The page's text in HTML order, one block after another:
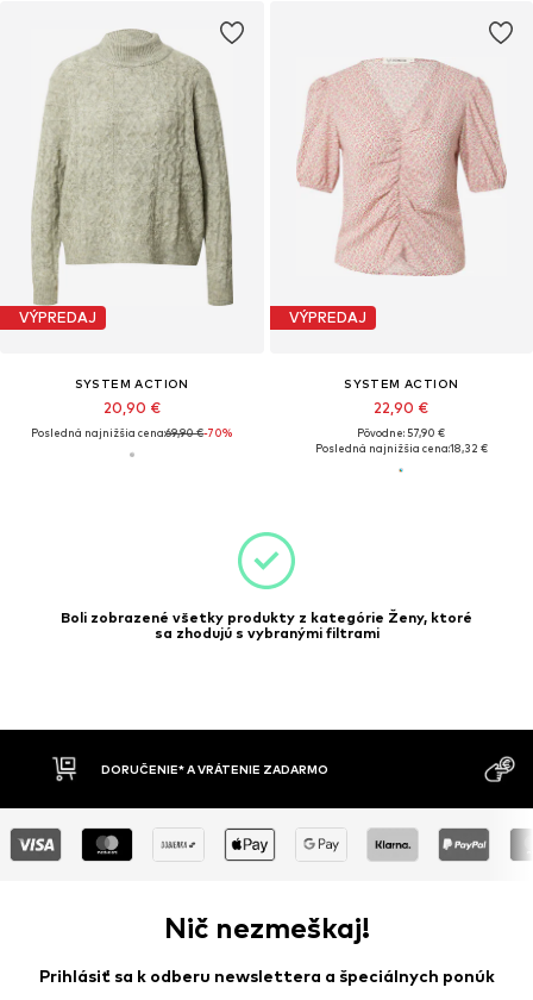
VÝPREDAJ
SYSTEM ACTION
20,90 €
Posledná najnižšia cena:69,90 €-70%
VÝPREDAJ
SYSTEM ACTION
22,90 €
Pôvodne: 57,90 €
Posledná najnižšia cena:18,32 €
Boli zobrazené všetky produkty z kategórie Ženy, ktoré
sa zhodujú s vybranými filtrami
DOBIERKA
MOŽNOSŤ
Nič nezmeškaj!
Prihlásiť sa k odberu newslettera a špeciálnych ponúk